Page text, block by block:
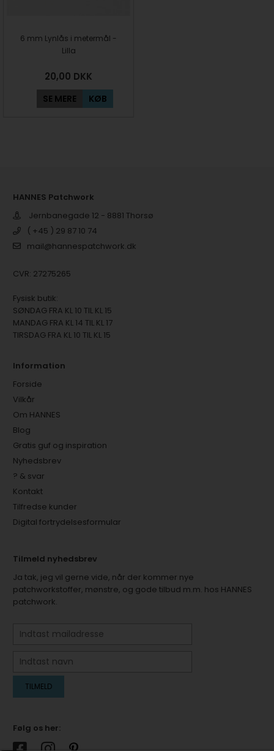
6 mm Lynlås i metermål -
Lilla
20,00 DKK
SE MERE KØB
HANNES Patchwork
Jernbanegade 12 - 8881 Thorsø
( +45 ) 29 87 10 74
mail@hannespatchwork.dk
CVR: 27275265
Fysisk butik:
SØNDAG FRA KL 10 TIL KL 15
MANDAG FRA KL 14 TIL KL 17
TIRSDAG FRA KL 10 TIL KL 15
Information
Forside
Vilkår
Om HANNES
Blog
Gratis guf og inspiration
Nyhedsbrev
? & svar
Kontakt
Tilfredse kunder
Digital fortrydelsesformular
Tilmeld nyhedsbrev
Ja tak, jeg vil gerne vide, når der kommer nye
patchworkstoffer, mønstre, og gode tilbud m.m. hos HANNES
patchwork.
Følg os her: